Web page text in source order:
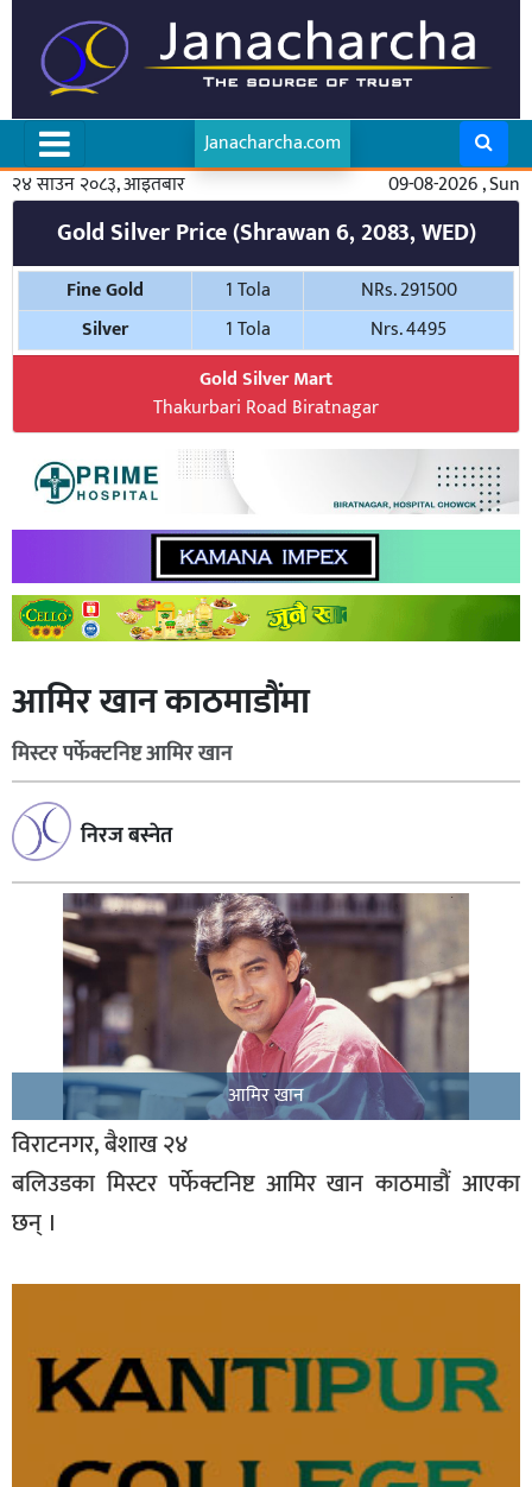
Janacharcha.com
२४ साउन २०८३, आइतबार
09-08-2026 , Sun
Gold Silver Price (Shrawan 6, 2083, WED)
Fine Gold 1 Tola
NRs. 291500
Silver
1 Tola
Nrs. 4495
Gold Silver Mart
Thakurbari Road Biratnagar
आमिर खान काठमाडौंमा
मिस्टर पर्फेक्टनिष्ट आमिर खान
निरज बस्नेत
आमिर खान
विराटनगर, बैशाख २४
बलिउडका मिस्टर पर्फेक्टनिष्ट आमिर खान काठमाडौं आएका
छन् ।